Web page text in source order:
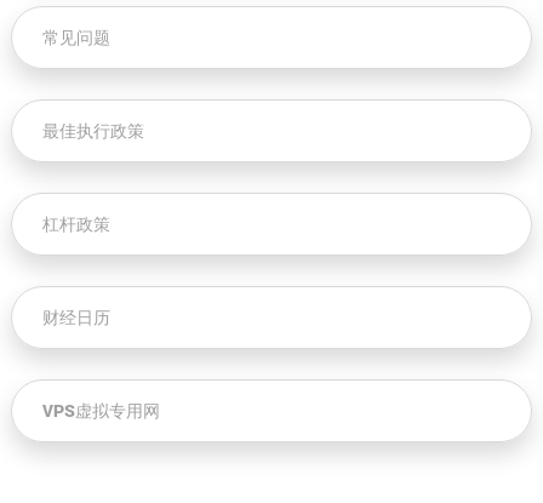
常见问题
最佳执行政策
杠杆政策
财经日历
VPS虚拟专用网